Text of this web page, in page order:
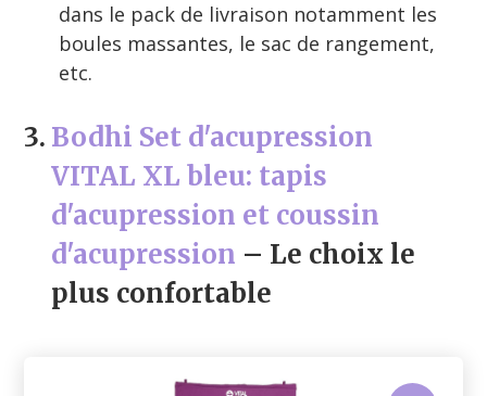
dans le pack de livraison notamment les
boules massantes, le sac de rangement,
etc.
3. Bodhi Set d'acupression
VITAL XL bleu: tapis
d'acupression et coussin
d'acupression – Le choix le
plus confortable